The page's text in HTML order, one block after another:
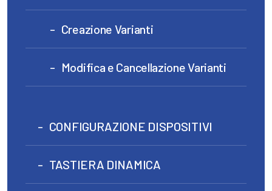
Creazione Varianti
Modifica e Cancellazione Varianti
CONFIGURAZIONE DISPOSITIVI
TASTIERA DINAMICA